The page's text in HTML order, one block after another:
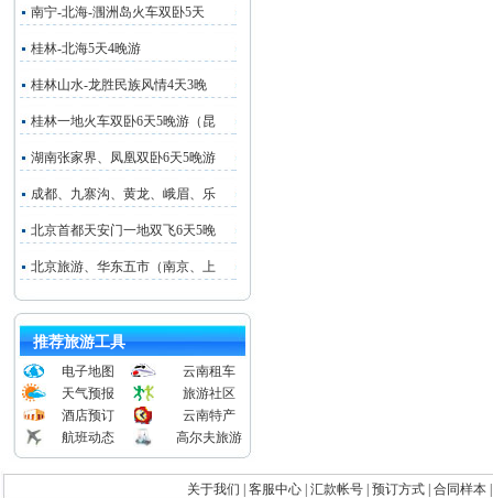
南宁-北海-涠洲岛火车双卧5天
桂林-北海5天4晚游
桂林山水-龙胜民族风情4天3晚
桂林一地火车双卧6天5晚游（昆
湖南张家界、凤凰双卧6天5晚游
成都、九寨沟、黄龙、峨眉、乐
北京首都天安门一地双飞6天5晚
北京旅游、华东五市（南京、上
推荐旅游工具
电子地图
云南租车
天气预报
旅游社区
酒店预订
云南特产
航班动态
高尔夫旅游
关于我们 客服中心| 汇款帐号| 预订方式| 合同样本